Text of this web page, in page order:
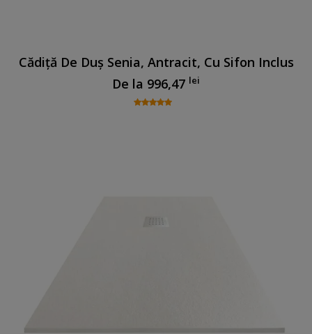
Cădiță De Duș Senia, Antracit, Cu Sifon Inclus
De la 996,47 lei